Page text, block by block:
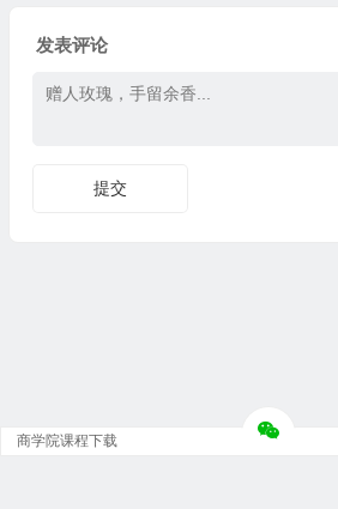
发表评论
商学院课程下载